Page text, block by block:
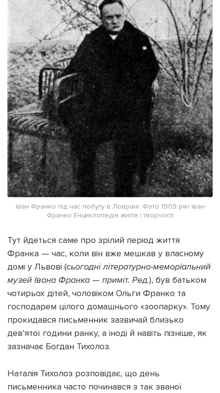
Іван Франко під час побуту в Ловрані. Фото 1909 рік/ Іван
Франко Енциклопедія життя і творчості
Тут йдеться саме про зрілий період життя
Франка — час, коли він вже мешкав у власному
домі у Львові (сьогодні літературно-меморіальний
музей Івана Франка — приміт. Ред.), був батьком
чотирьох дітей, чоловіком Ольги Франко та
господарем цілого домашнього «зоопарку». Тому
прокидався письменник зазвичай близько
дев’ятої години ранку, а іноді й навіть пізніше, як
зазначає Богдан Тихолоз.
Наталія Тихолоз розповідає, що день
письменника часто починався з так званої